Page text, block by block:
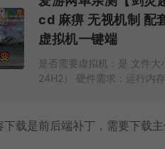
cd 麻痹 无视机制 配
虚拟机一键端
是否需要虚拟机：是 文件
24H2） 硬件需求：运行内
载是前后端补丁，需要下载